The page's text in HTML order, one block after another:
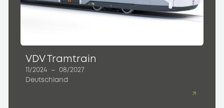
VDV Tramtrain
11/2024 –
08/2027
Deutschland